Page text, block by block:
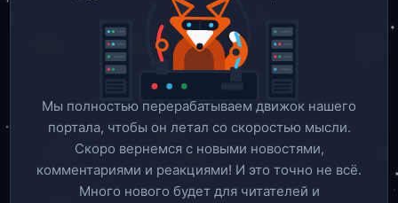
Мы полностью перерабатываем движок нашего
портала, чтобы он летал со скоростью мысли.
Скоро вернемся c новыми новостями,
комментариями и реакциями! И это точно не всё.
Много нового будет для читателей и